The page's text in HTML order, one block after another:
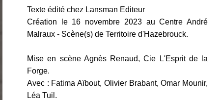
Texte édité chez Lansman Editeur
Création le 16 novembre 2023 au Centre André
Malraux - Scène(s) de Territoire d'Hazebrouck.
Mise en scène Agnès Renaud, Cie L'Esprit de la
Forge.
Avec : Fatima Aïbout, Olivier Brabant, Omar Mounir,
Léa Tuil.